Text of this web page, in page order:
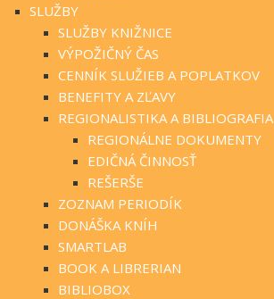
SLUŽBY
SLUŽBY KNIŽNICE
VÝPOŽIČNÝ ČAS
CENNÍK SLUŽIEB A POPLATKOV
BENEFITY A ZĽAVY
REGIONALISTIKA A BIBLIOGRAFIA
REGIONÁLNE DOKUMENTY
EDIČNÁ ČINNOSŤ
REŠERŠE
ZOZNAM PERIODÍK
DONÁŠKA KNÍH
SMARTLAB
BOOK A LIBRERIAN
BIBLIOBOX